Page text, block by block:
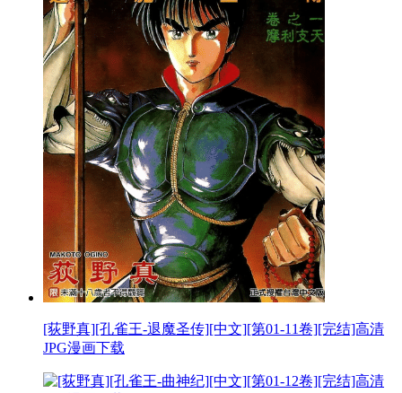
[荻野真][孔雀王-退魔圣传][中文][第01-11卷][完结]高清
JPG漫画下载